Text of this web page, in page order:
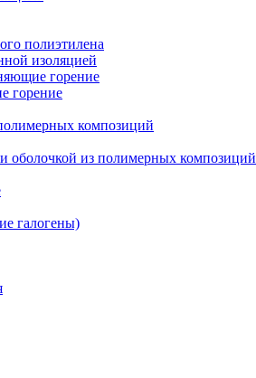
полиэтилена
изоляцией
горение
горение
композиций
оболочкой из полимерных композиций
галогены)